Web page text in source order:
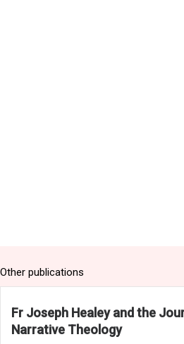
Other publications
Fr Joseph Healey and the
Narrative Theology